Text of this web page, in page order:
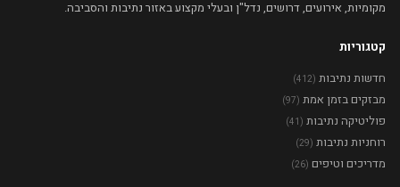
מקומיות, אירועים, דרושים, נדל"ן ובעלי מקצוע באזור נתיבות והסביבה.
קטגוריות
חדשות נתיבות (412)
מבזקים בזמן אמת (97)
פוליטיקה נתיבות (41)
רוחניות נתיבות (29)
מדריכים וטיפים (26)